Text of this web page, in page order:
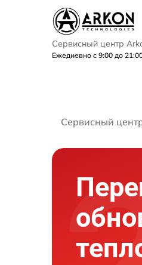
Сервисный центр
Ежедневно с 9:00 до
Сервисный